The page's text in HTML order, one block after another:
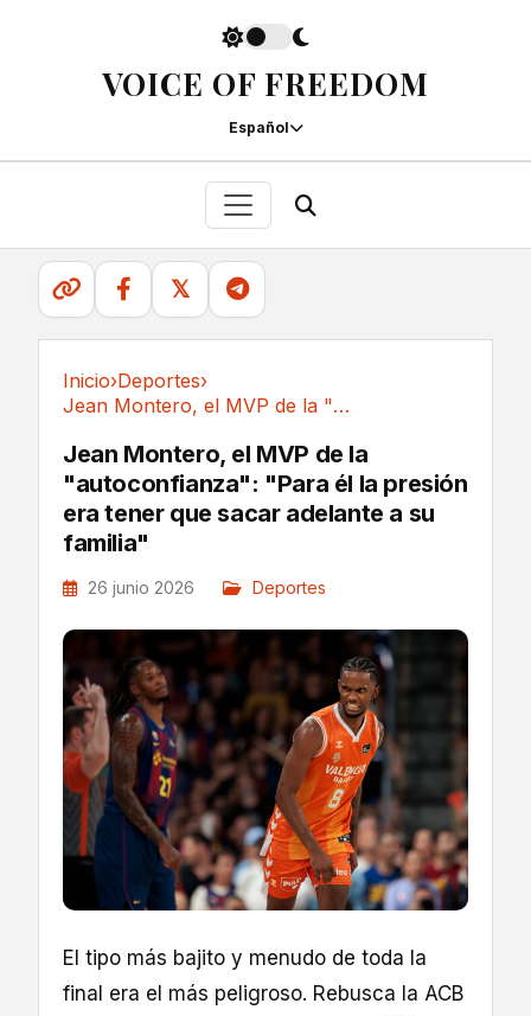
VOICE OF FREEDOM
Español
𝕏
Inicio›Deportes›
Jean Montero, el MVP de la "autoconfianza":...
Jean Montero, el MVP de la
"autoconfianza": "Para él la presión
era tener que sacar adelante a su
familia"
26 junio 2026 Deportes
El tipo más bajito y menudo de toda la
final era el más peligroso. Rebusca la ACB